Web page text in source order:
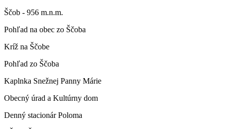
Ščob - 956 m.n.m.
Pohľad na obec zo Ščoba
Kríž na Ščobe
Pohľad zo Ščoba
Kaplnka Snežnej Panny Márie
Obecný úrad a Kultúrny dom
Denný stacionár Poloma